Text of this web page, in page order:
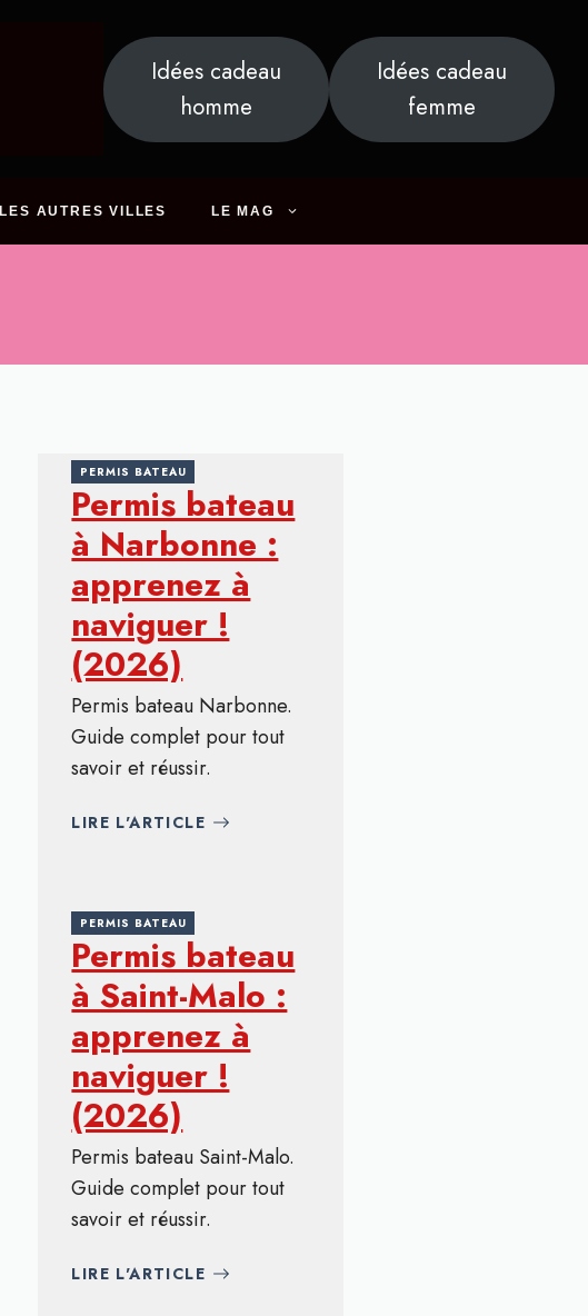
Idées cadeau
homme
Idées cadeau
femme
LES AUTRES VILLES LE MAG
PERMIS BATEAU
Permis bateau
à Narbonne :
apprenez à
naviguer !
(2026)
Permis bateau Narbonne.
Guide complet pour tout
savoir et réussir.
LIRE L'ARTICLE
PERMIS BATEAU
Permis bateau
à Saint-Malo :
apprenez à
naviguer !
(2026)
Permis bateau Saint-Malo.
Guide complet pour tout
savoir et réussir.
LIRE L'ARTICLE